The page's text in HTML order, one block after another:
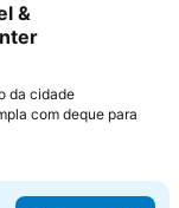
favoritos
&
da cidade
com deque para